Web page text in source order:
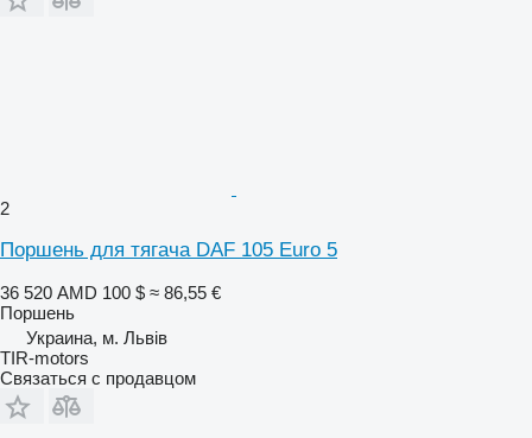
2
Поршень для тягача DAF 105 Euro 5
36 520 AMD 100 $ ≈ 86,55 €
Поршень
Украина, м. Львів
TIR-motors
Связаться с продавцом